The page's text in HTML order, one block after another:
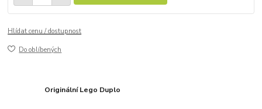
Hlídat cenu / dostupnost
Do oblíbených
Originální Lego Duplo